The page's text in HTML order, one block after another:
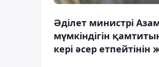
Әділет министрі
мүмкіндігін
кері әсер